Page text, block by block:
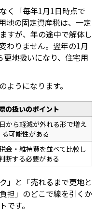
く「毎年1月1日時点で
地の固定資産税は、一定
すが、年の途中で解体し
わりません。翌年の1月
地扱いになり、住宅用
ようになります。
の扱いのポイント
から軽減が外れる形で増え
る可能性がある
金・維持費を並べて比較し
断する必要がある
」と「売れるまで更地と
担」のどこで線を引くか
す。